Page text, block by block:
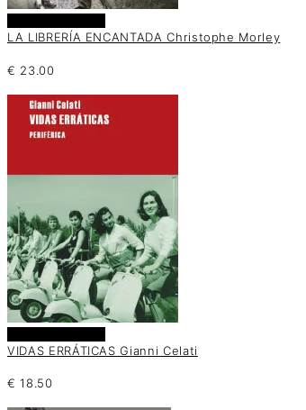
LA LIBRERÍA ENCANTADA Christophe Morley
€ 23.00
VIDAS ERRÁTICAS Gianni Celati
€ 18.50